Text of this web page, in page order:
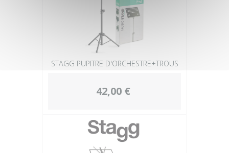
STAGG PUPITRE D'ORCHESTRE+TROUS
42,00 €